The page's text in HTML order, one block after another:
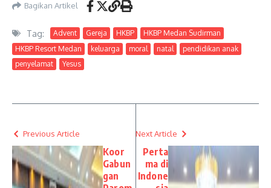
Bagikan Artikel
Tag: Advent Gereja HKBP
HKBP Medan Sudirman
HKBP Resort Medan
keluarga moral natal
pendidikan anak
penyelamat
Yesus
Previous Article
Koor
Gabun
gan
Next Article
Perta
ma di
Indone